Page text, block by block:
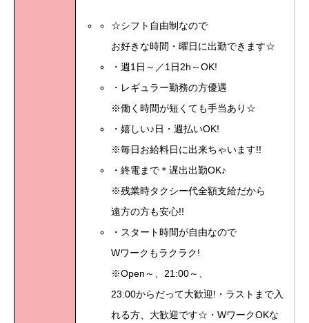
☆シフト自由制なので
お好きな時間・曜日に出勤できます☆
・週1日～／1日2h～OK!
・レギュラー勤務の方優遇
※働く時間が短くても手当あり☆
・嬉しい♪日・週払いOK!
※毎日お給料日に出来ちゃいます!!
・終電まで＊遅出出勤OK♪
※残業時タクシー代全額支給だから
遠方の方も安心!!
・スタート時間が自由なので
Wワークもラクラク!
※Open～、21:00～、
23:00からだって大歓迎!・ラストまで入
れる方、大歓迎です☆・WワークOKな